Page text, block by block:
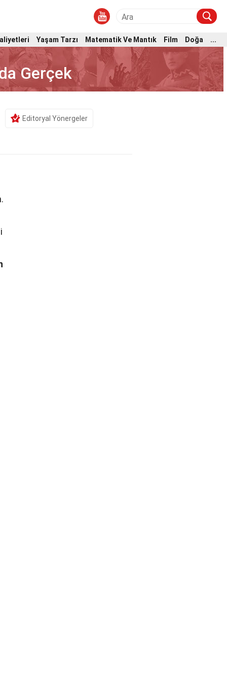
Yaşam Tarzı Matematik Ve Mantık Film Doğa ...
Gerçek
Editoryal Yönergeler